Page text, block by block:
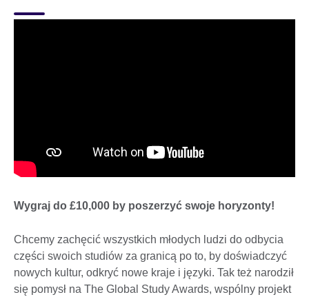
Wygraj do £10,000 by poszerzyć swoje horyzonty!
Chcemy zachęcić wszystkich młodych ludzi do odbycia
części swoich studiów za granicą po to, by doświadczyć
nowych kultur, odkryć nowe kraje i języki. Tak też narodził
się pomysł na The Global Study Awards, wspólny projekt